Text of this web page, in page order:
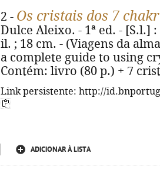
2 - Os cristais dos 7
Dulce Aleixo. - 1ª ed. - [S.l.]
il. ; 18 cm. - (Viagens da
a complete guide to using
Contém: livro (80 p.) + 7
Link persistente: http://
ADICIONAR À LISTA